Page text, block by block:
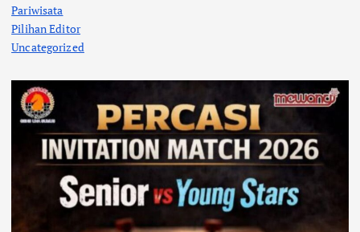
Pariwisata
Pilihan Editor
Uncategorized